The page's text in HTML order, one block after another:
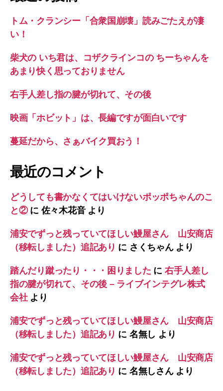
トム・クランシー「合衆国崩壊」読みごたえが凄
い！
柴犬の いち君は、コザクラインコの ちーちゃんを
あまり快く思っておりません
右手人差し指の腱が切れて、その後
映画「ホビット」は、長編ですが面白いです
蔓延だから、さぁバイク買おう！
最近のコメント
どうしても書かなくてはいけないポッポちゃんのこ
と②に佐々木花音より
浦安でずっと残っていてほしい鰻屋さん 山安商店
（移転しました）追記あり に さくちゃんより
踏んだり蹴ったり・・・困りました に 右手人差し
指の腱が切れて、その後 – ライブインテグレ株式
会社より
浦安でずっと残っていてほしい鰻屋さん 山安商店
（移転しました）追記あり に 名無し より
浦安でずっと残っていてほしい鰻屋さん 山安商店
（移転しました）追記あり に 名無しさんより